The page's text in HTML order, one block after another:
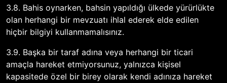
3.8. Bahis oynarken, bahsin yapıldığı ülkede yürürlükte
olan herhangi bir mevzuatı ihlal ederek elde edilen
hiçbir bilgiyi kullanmamalısınız.
3.9. Başka bir taraf adına veya herhangi bir ticari
amaçla hareket etmiyorsunuz, yalnızca kişisel
kapasitede özel bir birey olarak kendi adınıza hareket